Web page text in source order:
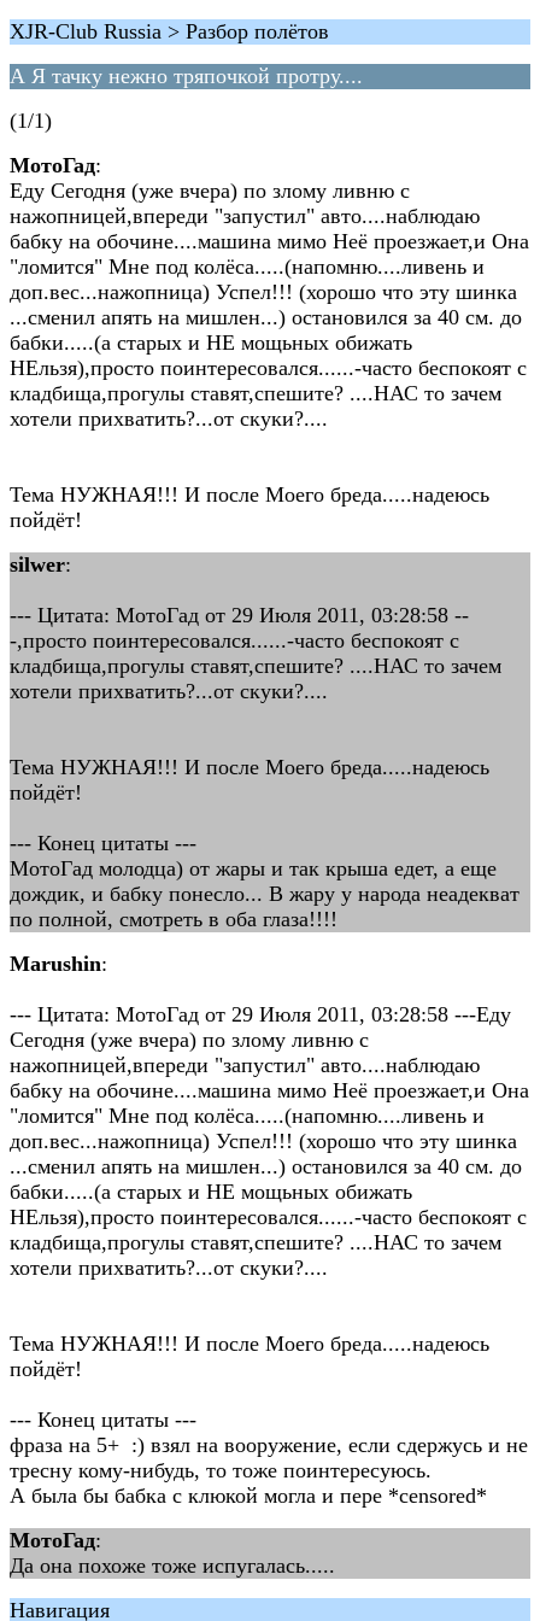
XJR-Club Russia > Разбор полётов
А Я тачку нежно тряпочкой протру....
(1/1)
МотоГад:
Еду Сегодня (уже вчера) по злому ливню с
нажопницей,впереди "запустил" авто....наблюдаю
бабку на обочине....машина мимо Неё проезжает,и Она
"ломится" Мне под колёса.....(напомню....ливень и
доп.вес...нажопница) Успел!!! (хорошо что эту шинка
...сменил апять на мишлен...) остановился за 40 см. до
бабки.....(а старых и НЕ мощьных обижать
НЕльзя),просто поинтересовался......-часто беспокоят с
кладбища,прогулы ставят,спешите? ....НАС то зачем
хотели прихватить?...от скуки?....
Тема НУЖНАЯ!!! И после Моего бреда.....надеюсь
пойдёт!
silwer:
--- Цитата: МотоГад от 29 Июля 2011, 03:28:58 --
-,просто поинтересовался......-часто беспокоят с
кладбища,прогулы ставят,спешите? ....НАС то зачем
хотели прихватить?...от скуки?....
Тема НУЖНАЯ!!! И после Моего бреда.....надеюсь
пойдёт!
--- Конец цитаты ---
МотоГад молодца) от жары и так крыша едет, а еще
дождик, и бабку понесло... В жару у народа неадекват
по полной, смотреть в оба глаза!!!!
Marushin:
--- Цитата: МотоГад от 29 Июля 2011, 03:28:58 ---Еду
Сегодня (уже вчера) по злому ливню с
нажопницей,впереди "запустил" авто....наблюдаю
бабку на обочине....машина мимо Неё проезжает,и Она
"ломится" Мне под колёса.....(напомню....ливень и
доп.вес...нажопница) Успел!!! (хорошо что эту шинка
...сменил апять на мишлен...) остановился за 40 см. до
бабки.....(а старых и НЕ мощьных обижать
НЕльзя),просто поинтересовался......-часто беспокоят с
кладбища,прогулы ставят,спешите? ....НАС то зачем
хотели прихватить?...от скуки?....
Тема НУЖНАЯ!!! И после Моего бреда.....надеюсь
пойдёт!
--- Конец цитаты ---
фраза на 5+ :) взял на вооружение, если сдержусь и не
тресну кому-нибудь, то тоже поинтересуюсь.
А была бы бабка с клюкой могла и пере *censored*
МотоГад:
Да она похоже тоже испугалась.....
Навигация